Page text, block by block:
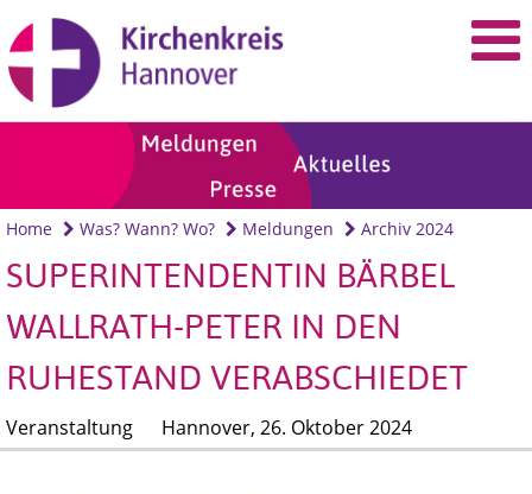
Home Was? Wann? Wo? Meldungen Archiv 2024
SUPERINTENDENTIN BÄRBEL
WALLRATH-PETER IN DEN
RUHESTAND VERABSCHIEDET
Veranstaltung Hannover, 26. Oktober 2024